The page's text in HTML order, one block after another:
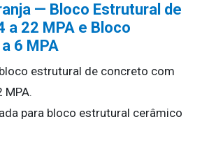
— Bloco Estrutural de
a 22 MPA e Bloco
6 MPA
estrutural de concreto com
MPA.
para bloco estrutural cerâmico